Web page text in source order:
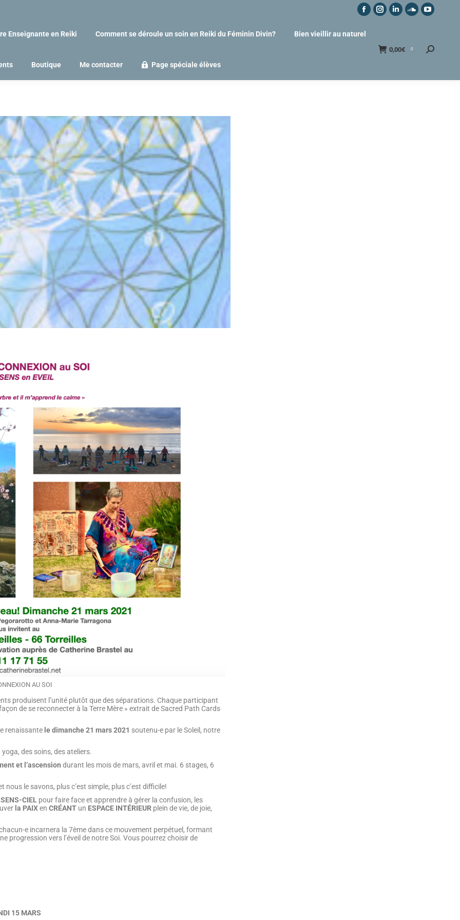
Enseignante en Reiki Comment se déroule un soin en Reiki du Féminin Divin? Bien vieillir au naturel
Boutique Me contacter Page spéciale élèves
0,00€ 0
AU SOI
produisent l’unité plutôt que des séparations. Chaque participant
de se reconnecter à la Terre Mère » extrait de Sacred Path Cards
renaissante le dimanche 21 mars 2021 soutenu-e par le Soleil, notre
des soins, des ateliers.
et l’ascension durant les mois de mars, avril et mai. 6 stages, 6
le savons, plus c’est simple, plus c’est difficile!
SENS-CIEL pour faire face et apprendre à gérer la confusion, les
la PAIXen CRÉANT un ESPACE INTÉRIEUR plein de vie, de joie,
e incarnera la 7ème dans ce mouvement perpétuel, formant
progression vers l’éveil de notre Soi. Vous pourrez choisir de
15 MARS